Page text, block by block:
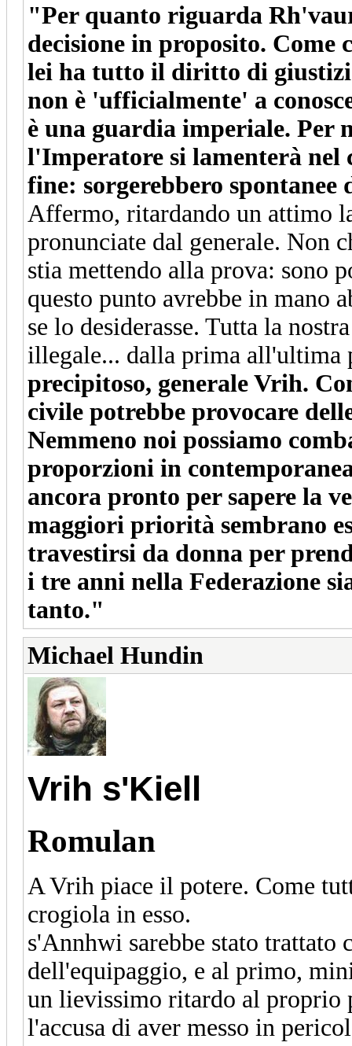
"Per quanto riguarda
decisione in proposito. Come
lei ha tutto il diritto di
non è 'ufficialmente' a
è una guardia imperiale. Per
l'Imperatore si lamenterà nel
fine: sorgerebbero spontanee
Affermo, ritardando un attimo
pronunciate dal generale. Non
stia mettendo alla prova: sono
questo punto avrebbe in mano
se lo desiderasse. Tutta la
illegale... dalla prima all'ultima
precipitoso, generale Vrih.
civile potrebbe provocare
Nemmeno noi possiamo
proporzioni in
ancora pronto per sapere la
maggiori priorità sembrano
travestirsi da donna per
i tre anni nella Federazione
tanto."
Michael Hundin
Vrih s'Kiell
Romulan
A Vrih piace il potere. Come
crogiola in esso.
s'Annhwi sarebbe stato trattato
dell'equipaggio, e al primo,
un lievissimo ritardo al proprio
l'accusa di aver messo in